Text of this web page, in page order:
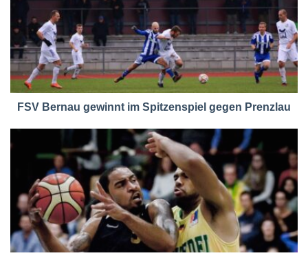
FSV Bernau gewinnt im Spitzenspiel gegen Prenzlau